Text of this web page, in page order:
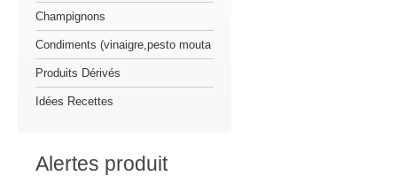
Champignons
Condiments (vinaigre,pesto mouta
Produits Dérivés
Idées Recettes
Alertes produit